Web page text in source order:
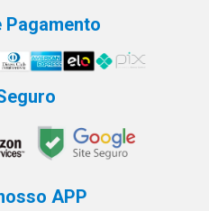
Pagamento
APP